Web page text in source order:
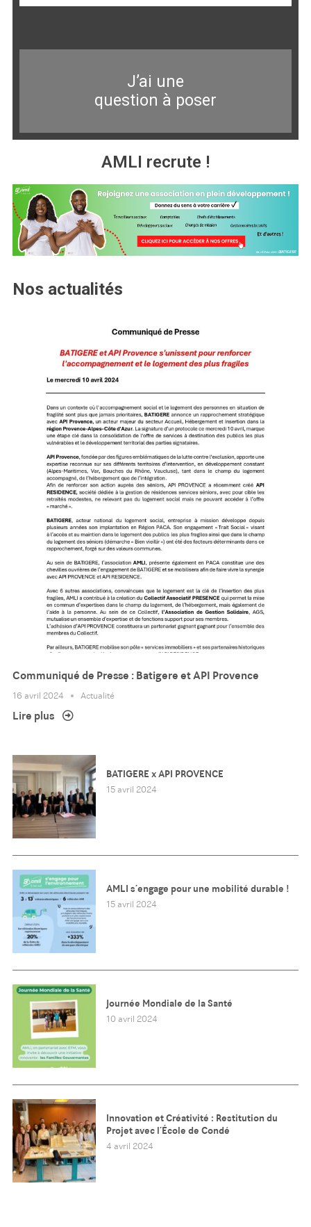
J’ai une
question à poser
AMLI recrute !
Nos actualités
Communiqué de Presse : Batigere et API Provence
16 avril 2024 Actualité
Lire plus
BATIGERE x API PROVENCE
15 avril 2024
AMLI s’engage pour une mobilité durable !
15 avril 2024
Journée Mondiale de la Santé
10 avril 2024
Innovation et Créativité : Restitution du
Projet avec l’École de Condé
4 avril 2024